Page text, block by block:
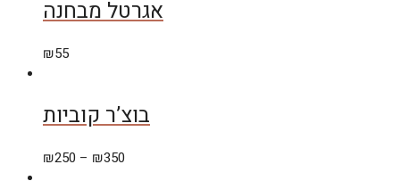
אגרטל מבחנה
₪55
בוצ’ר קוביות
₪250 – ₪350